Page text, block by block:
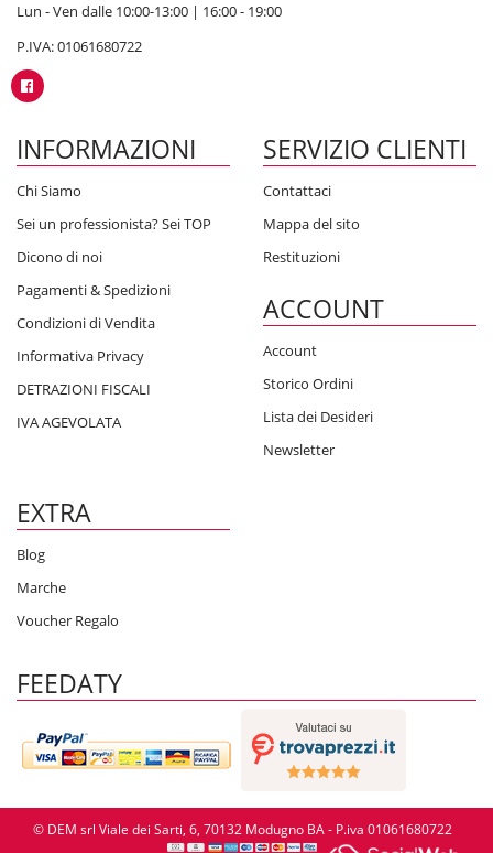
Lun - Ven dalle 10:00-13:00 | 16:00 - 19:00
P.IVA: 01061680722
INFORMAZIONI
Chi Siamo
Sei un professionista? Sei TOP
Dicono di noi
Pagamenti & Spedizioni
Condizioni di Vendita
Informativa Privacy
DETRAZIONI FISCALI
IVA AGEVOLATA
SERVIZIO CLIENTI
Contattaci
Mappa del sito
Restituzioni
ACCOUNT
Account
Storico Ordini
Lista dei Desideri
Newsletter
EXTRA
Blog
Marche
Voucher Regalo
FEEDATY
© DEM srl Viale dei Sarti, 6, 70132 Modugno BA - P.iva 01061680722